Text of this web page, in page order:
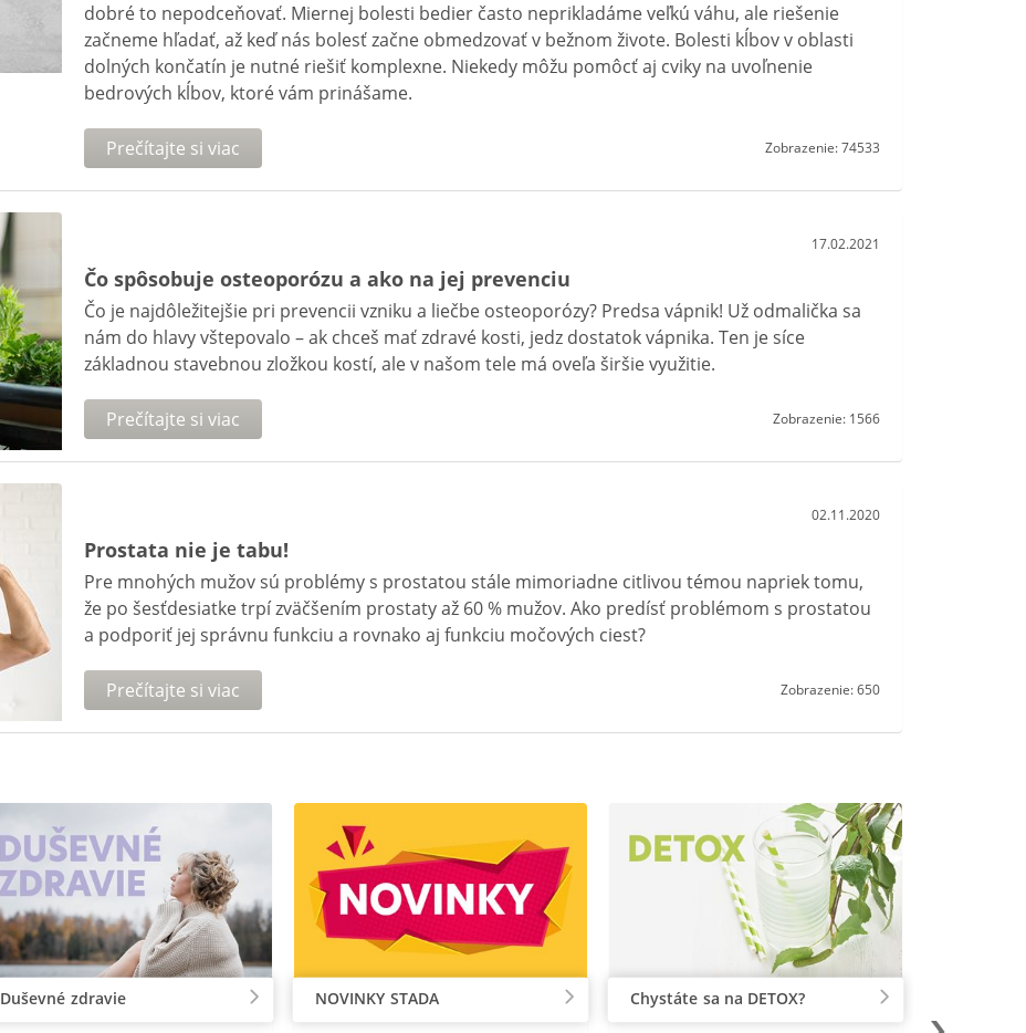
dobré to nepodceňovať. Miernej bolesti bedier často neprikladáme veľkú váhu, ale riešenie
začneme hľadať, až keď nás bolesť začne obmedzovať v bežnom živote. Bolesti kĺbov v oblasti
dolných končatín je nutné riešiť komplexne. Niekedy môžu pomôcť aj cviky na uvoľnenie
bedrových kĺbov, ktoré vám prinášame.
Prečítajte si viac Zobrazenie: 74533
17.02.2021
Čo spôsobuje osteoporózu a ako na jej prevenciu
Čo je najdôležitejšie pri prevencii vzniku a liečbe osteoporózy? Predsa vápnik! Už odmalička sa
nám do hlavy vštepovalo – ak chceš mať zdravé kosti, jedz dostatok vápnika. Ten je síce
základnou stavebnou zložkou kostí, ale v našom tele má oveľa širšie využitie.
Prečítajte si viac Zobrazenie: 1566
02.11.2020
Prostata nie je tabu!
Pre mnohých mužov sú problémy s prostatou stále mimoriadne citlivou témou napriek tomu,
že po šesťdesiatke trpí zväčšením prostaty až 60 % mužov. Ako predísť problémom s prostatou
a podporiť jej správnu funkciu a rovnako aj funkciu močových ciest?
Prečítajte si viac Zobrazenie: 650
Duševné zdravie NOVINKY STADA Chystáte sa na DETOX?